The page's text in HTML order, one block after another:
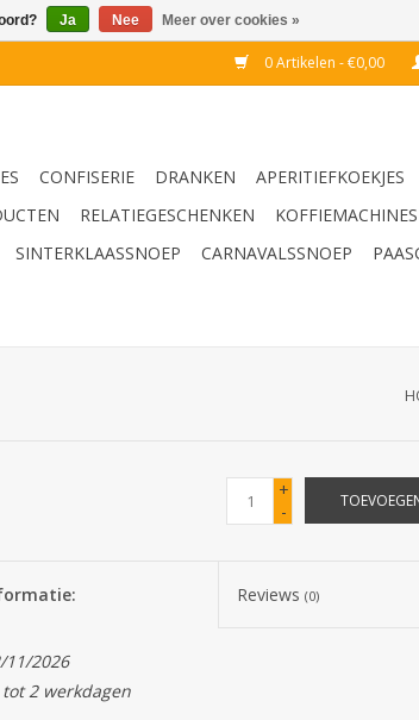
0 Artikelen - €0,00
CONFISERIE DRANKEN APERITIEFKOEKJES
RELATIEGESCHENKEN KOFFIEMACHINES
SINTERKLAASSNOEP CARNAVALSSNOEP
+
-
Reviews(0)
11/2026
2 werkdagen
Ja Nee Meer over cookies »